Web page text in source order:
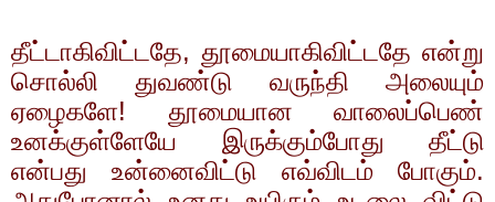
தீட்டாகிவிட்டதே, தூமையாகிவிட்டதே என்று
சொல்லி துவண்டு வருந்தி அலையும்
ஏழைகளே! தூமையான
வாலைப்பெண்
உனக்குள்ளேயே இருக்கும்போது தீட்டு
என்பது உன்னைவிட்டு எவ்விடம் போகும்.